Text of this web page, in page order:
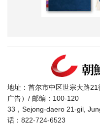
地址：首尔市中区世宗大路21
广告）/ 邮编：100-120
33，Sejong-daero 21-gil,
话：822-724-6523